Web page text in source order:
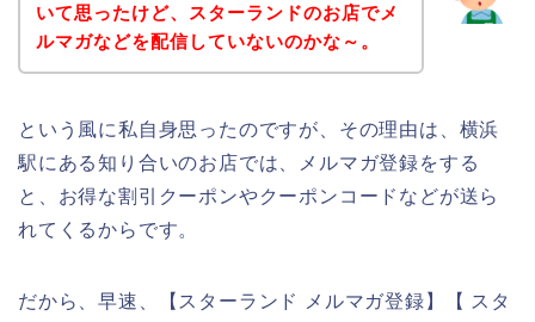
いて思ったけど、スターランドのお店でメ
ルマガなどを配信していないのかな～。
という風に私自身思ったのですが、その理由は、横浜
駅にある知り合いのお店では、メルマガ登録をする
と、お得な割引クーポンやクーポンコードなどが送ら
れてくるからです。
だから、早速、【スターランド メルマガ登録】【 スタ